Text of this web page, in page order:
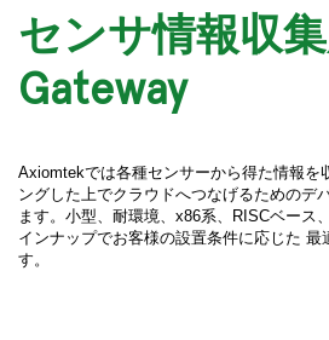
センサ情報収
Gateway
Axiomtekでは各種センサーから得た情報を
ングした上でクラウドへつなげるためのデ
ます。小型、耐環境、x86系、RISCベース
インナップでお客様の設置条件に応じた 最
す。